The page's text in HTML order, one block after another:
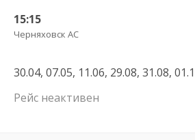
15:15
Черняховск АС
30.04, 07.05, 11.06, 29.08, 31.08,
Рейс неактивен